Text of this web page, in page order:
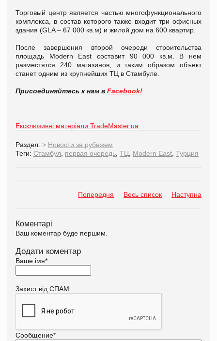
Торговый центр является частью многофункционального
комплекса, в состав которого также входит три офисных
здания (GLA – 67 000 кв.м) и жилой дом на 600 квартир.
После завершения второй очереди строительства
площадь Modern East составит 90 000 кв.м. В нем
разместятся 240 магазинов, и таким образом объект
станет одним из крупнейших ТЦ в Стамбуле.
Присоединяйтесь к нам в Facebook!
Ексклюзивні матеріали TradeMaster.ua
Раздел: > Новости за рубежем
Теги: Стамбул, первая очередь, ТЦ, Modern East, Турция
Попередня Весь список Наступна
Коментарі
Ваш коментар буде першим.
Додати коментар
Ваше імя*
Захист від СПАМ
Сообщение*